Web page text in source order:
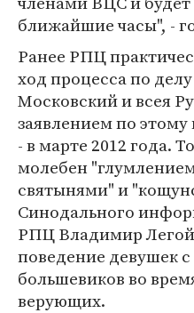
ближайшие часы", -
Ранее РПЦ
ход процесса по
Московский и всея
заявлением по
- в марте 2012 года.
молебен
святынями" и
Синодального
РПЦ Владимир
поведение девушек
большевиков во
верующих.